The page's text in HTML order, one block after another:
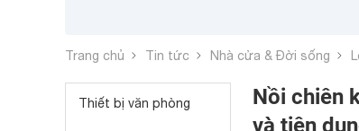
Trang chủ Tin tức Nhà cửa & Đời sống
Thiết bị văn phòng
Nồi chiên
và tiện